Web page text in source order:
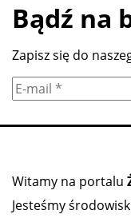
Bądź na
Zapisz się do
Witamy na portalu
Jesteśmy